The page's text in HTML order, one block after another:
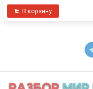
В корзину